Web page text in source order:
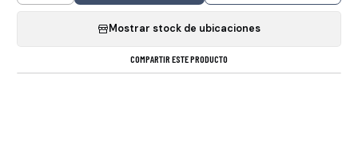
Mostrar stock de ubicaciones
COMPARTIR ESTE PRODUCTO